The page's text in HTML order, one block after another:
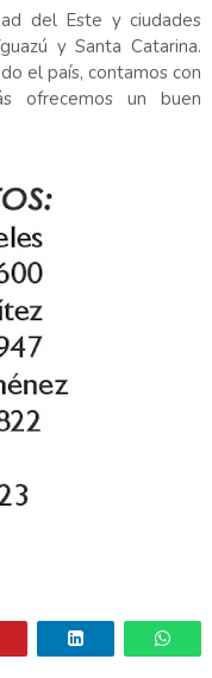
del Este y ciudades
y Santa Catarina.
el país, contamos con
ofrecemos un buen